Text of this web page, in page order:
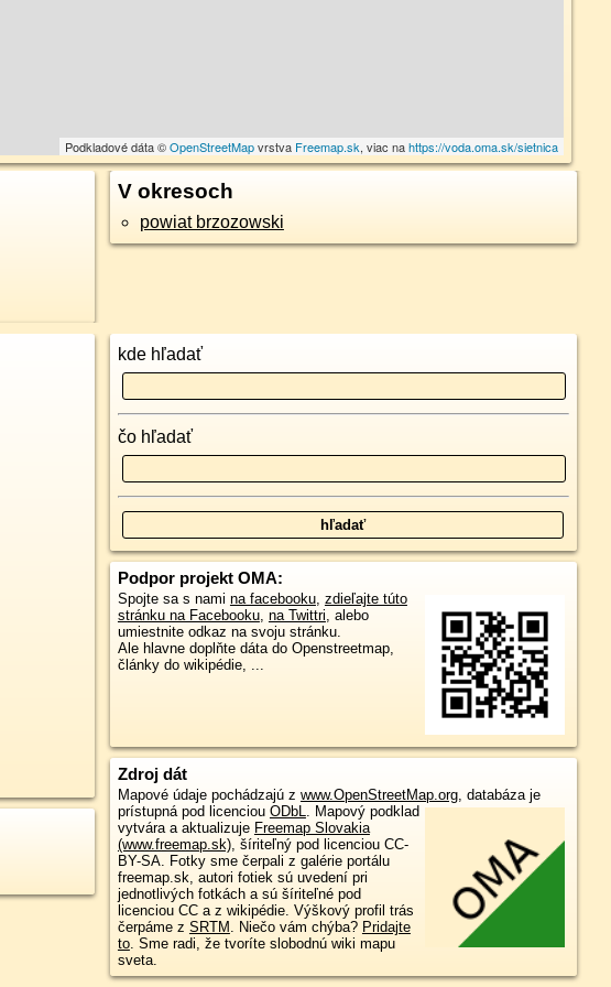
Podkladové dáta ©OpenStreetMapvrstva Freemap.sk, viac nahttps://voda.oma.sk/sietnica
V okresoch
powiat brzozowski
kde hľadať
čo hľadať
Podpor projekt OMA:
Spojte sa s nami na facebooku, zdieľajte túto
stránku na Facebooku, na Twittri, alebo
umiestnite odkaz na svoju stránku.
Ale hlavne doplňte dáta do Openstreetmap,
články do wikipédie, ...
Zdroj dát
Mapové údaje pochádzajú z www.OpenStreetMap.org, databáza je
prístupná pod licenciou ODbL. Mapový podklad
vytvára a aktualizuje Freemap Slovakia
(www.freemap.sk), šíriteľný pod licenciou CC-
BY-SA. Fotky sme čerpali z galérie portálu
freemap.sk, autori fotiek sú uvedení pri
jednotlivých fotkách a sú šíriteľné pod
licenciou CC a z wikipédie. Výškový profil trás
čerpáme z SRTM . Niečo vám chýba? Pridajte
to. Sme radi, že tvoríte slobodnú wiki mapu
sveta.